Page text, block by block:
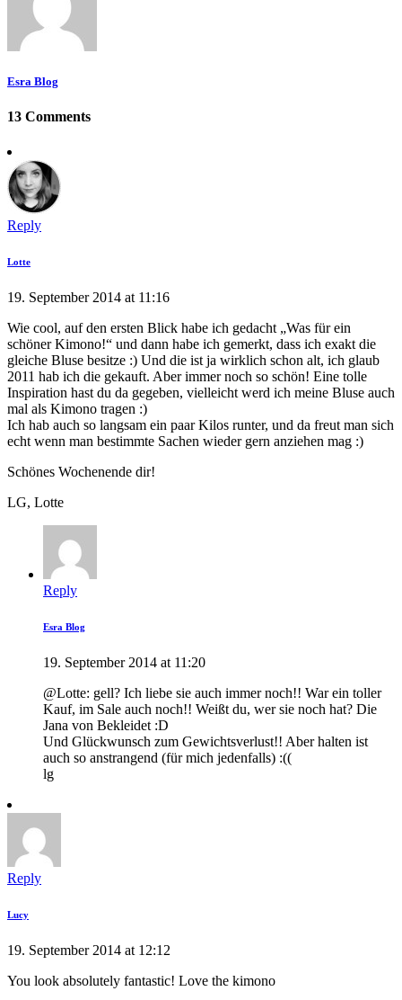
Esra Blog
13 Comments
Reply
Lotte
19. September 2014 at 11:16
Wie cool, auf den ersten Blick habe ich gedacht „Was für ein
schöner Kimono!“ und dann habe ich gemerkt, dass ich exakt die
gleiche Bluse besitze :) Und die ist ja wirklich schon alt, ich glaub
2011 hab ich die gekauft. Aber immer noch so schön! Eine tolle
Inspiration hast du da gegeben, vielleicht werd ich meine Bluse auch
mal als Kimono tragen :)
Ich hab auch so langsam ein paar Kilos runter, und da freut man sich
echt wenn man bestimmte Sachen wieder gern anziehen mag :)
Schönes Wochenende dir!
LG, Lotte
Reply
Esra Blog
19. September 2014 at 11:20
@Lotte: gell? Ich liebe sie auch immer noch!! War ein toller
Kauf, im Sale auch noch!! Weißt du, wer sie noch hat? Die
Jana von Bekleidet :D
Und Glückwunsch zum Gewichtsverlust!! Aber halten ist
auch so anstrangend (für mich jedenfalls) :((
lg
Reply
Lucy
19. September 2014 at 12:12
You look absolutely fantastic! Love the kimono